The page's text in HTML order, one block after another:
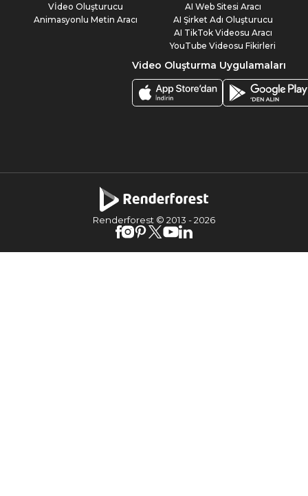
Vİdeo Oluşturucu
Animasyonlu Metin Aracı
AI Web Sitesi Aracı
AI Şirket Adı Oluşturucu
AI TikTok Videosu Aracı
YouTube Videosu Fikirleri
Video Oluşturma Uygulamaları
Renderforest © 2013 -2026